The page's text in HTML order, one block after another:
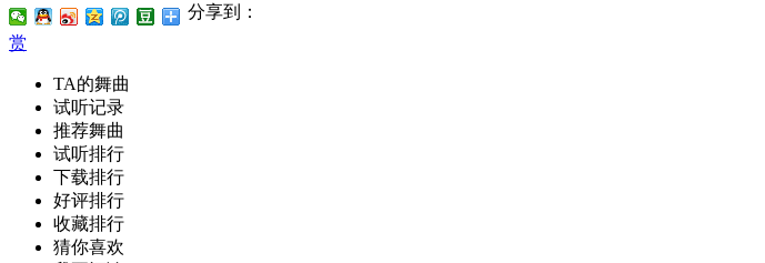
分享到：
赏
TA的舞曲
试听记录
推荐舞曲
试听排行
下载排行
好评排行
收藏排行
猜你喜欢